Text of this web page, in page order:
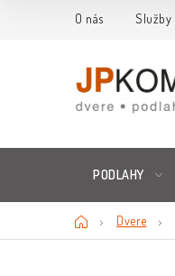
O nás Služby
PODLAHY
DomovDvere